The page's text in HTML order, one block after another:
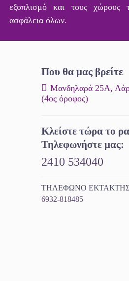
εξοπλισμό και τους χώρους
ασφάλεια όλων.
Που θα μας βρείτε
Μανδηλαρά 25Α,
(4ος όροφος)
Κλείστε τώρα το
Τηλεφωνήστε μας:
2410 534040
ΤΗΛΕΦΩΝΟ
6932-818485